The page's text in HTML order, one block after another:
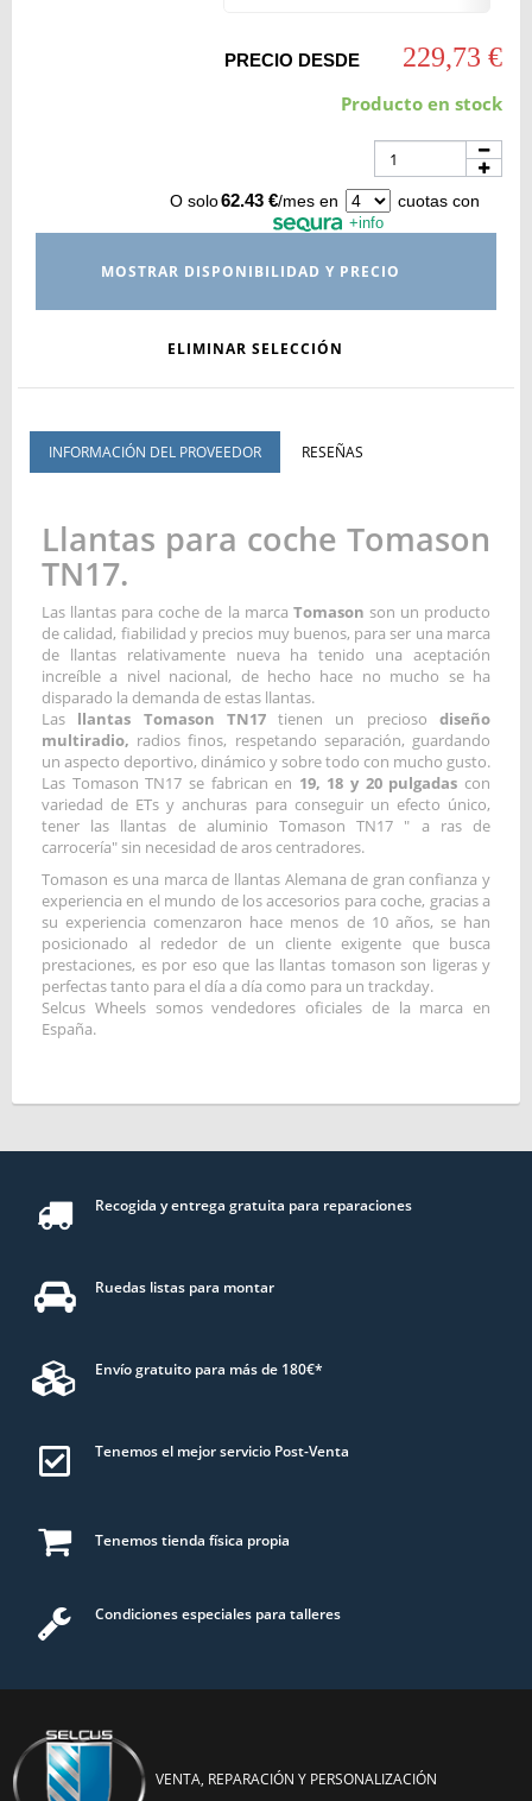
PRECIO DESDE 229,73 €
Producto en stock
O solo62.43 €/mes en cuotas con
+info
MOSTRAR DISPONIBILIDAD Y PRECIO
ELIMINAR SELECCIÓN
INFORMACIÓN DEL PROVEEDOR RESEÑAS
Llantas para coche Tomason
TN17.
Las llantas para coche de la marca Tomason son un producto
de calidad, fiabilidad y precios muy buenos, para ser una marca
de llantas relativamente nueva ha tenido una aceptación
increíble a nivel nacional, de hecho hace no mucho se ha
disparado la demanda de estas llantas.
Las llantas Tomason TN17tienen un preciosodiseño
multiradio, radios finos, respetando separación, guardando
un aspecto deportivo, dinámico y sobre todo con mucho gusto.
Las Tomason TN17 se fabrican en 19, 18 y 20 pulgadas con
variedad de ETs y anchuras para conseguir un efecto único,
tener las llantas de aluminio Tomason TN17 " a ras de
carrocería" sin necesidad de aros centradores.
Tomason es una marca de llantas Alemana de gran confianza y
experiencia en el mundo de los accesorios para coche, gracias a
su experiencia comenzaron hace menos de 10 años, se han
posicionado al rededor de un cliente exigente que busca
prestaciones, es por eso que las llantas tomason son ligeras y
perfectas tanto para el día a día como para un trackday.
Selcus Wheels somos vendedores oficiales de la marca en
España.
Recogida y entrega gratuita para reparaciones
Ruedas listas para montar
Envío gratuito para más de 180€*
Tenemos el mejor servicio Post-Venta
Tenemos tienda física propia
Condiciones especiales para talleres
VENTA, REPARACIÓN Y PERSONALIZACIÓN